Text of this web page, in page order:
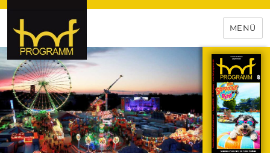
hof-programm – das
Veranstaltungsportal für
Hochfranken
MENÜ